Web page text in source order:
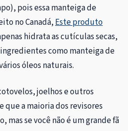
pois essa manteiga de
no Canadá, Este produto
hidrata as cutículas secas,
como manteiga de
óleos naturais.
joelhos e outros
que a maioria dos revisores
mas se você não é um grande fã